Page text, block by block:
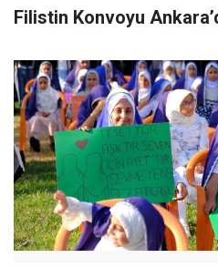
Filistin Konvoyu